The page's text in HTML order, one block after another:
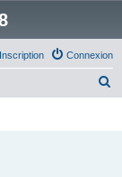
Connexion
Inscription